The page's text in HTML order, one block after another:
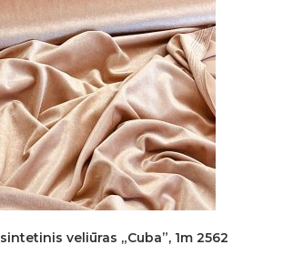
veliūras „Cuba”, 1m 2562